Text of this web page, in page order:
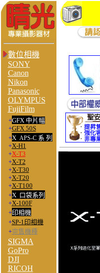
數位相機
SONY
Canon
Nikon
Panasonic
OLYMPUS
FujiFilm
+GFX 中片幅
+GFX 50S
+X APS-C 系 列
+X-H1
+X-T3
+X-T2
+X-T30
+X-T20
+X-T100
+X 口袋系列
+X-100F
+印相機
+SP-1印相機
+完售機種
SIGMA
GoPro
DJI
RICOH